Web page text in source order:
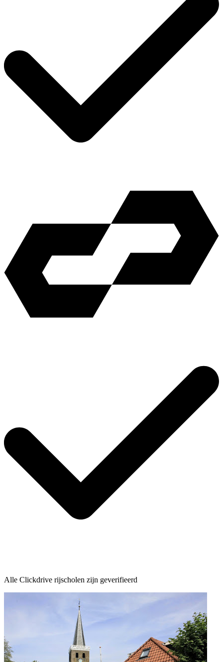
Alle Clickdrive rijscholen zijn geverifieerd